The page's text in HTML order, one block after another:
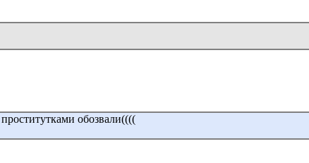
обозвали((((